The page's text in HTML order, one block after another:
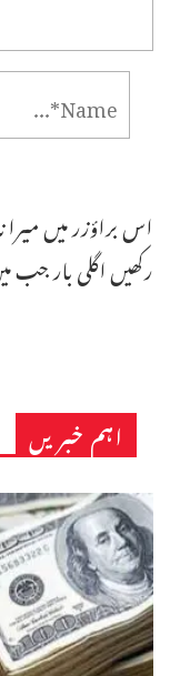
اس براؤزر میں
رکھیں اگلی بار
اہم خبریں